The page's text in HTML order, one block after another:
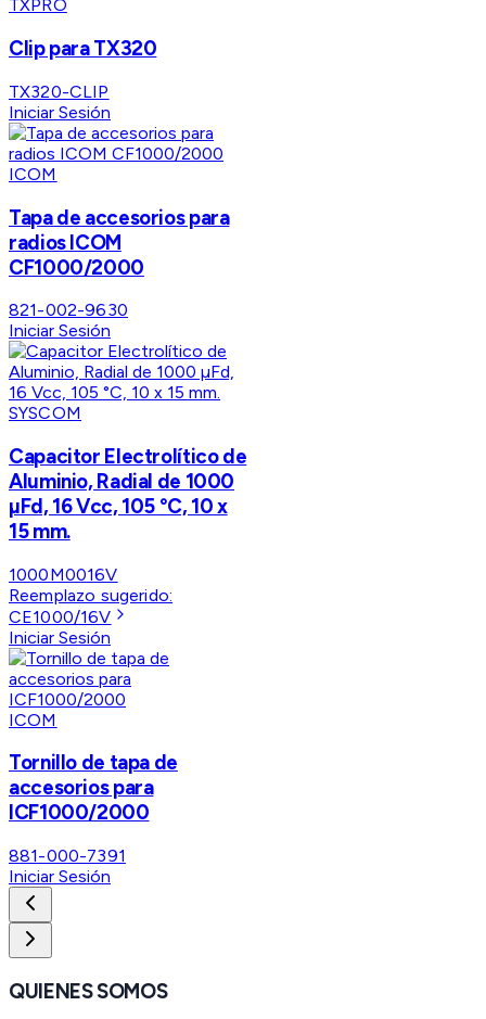
TXPRO
Clip para TX320
TX320-CLIP
Iniciar Sesión
ICOM
Tapa de accesorios para
radios ICOM
CF1000/2000
821-002-9630
Iniciar Sesión
SYSCOM
Capacitor Electrolítico de
Aluminio, Radial de 1000
µFd, 16 Vcc, 105 °C, 10 x
15 mm.
1000M0016V
Reemplazo sugerido:
CE1000/16V
Iniciar Sesión
ICOM
Tornillo de tapa de
accesorios para
ICF1000/2000
881-000-7391
Iniciar Sesión
QUIENES SOMOS